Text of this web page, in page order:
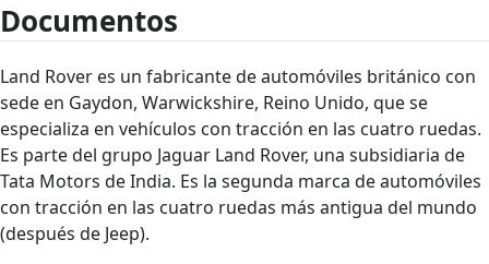
Documentos
Land Rover es un fabricante de automóviles británico con
sede en Gaydon, Warwickshire, Reino Unido, que se
especializa en vehículos con tracción en las cuatro ruedas.
Es parte del grupo Jaguar Land Rover, una subsidiaria de
Tata Motors de India. Es la segunda marca de automóviles
con tracción en las cuatro ruedas más antigua del mundo
(después de Jeep).